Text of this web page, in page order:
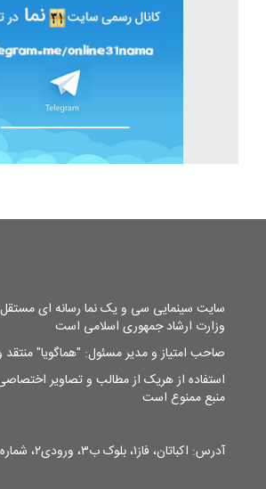
سایت سینمایی سی و یک نما رسانه ای
وزارت ارشاد جمهوری اسلامی است
صاحب امتیاز و مدیر مسئول: "هماگویا" منتقد و
منبع ممنوع است
آدرس: اکباتان، فاز۱، بلوک ب۳، ورودی۲، شماره ۴۳